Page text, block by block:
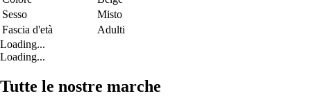
Sesso
Misto
Fascia d'età
Adulti
Loading...
Loading...
Tutte le nostre marche